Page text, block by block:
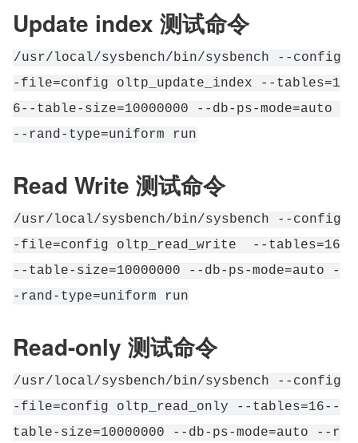
Update index 测试命令
/usr/local/sysbench/bin/sysbench --config
-file=config oltp_update_index --tables=1
6--table-size=10000000 --db-ps-mode=auto
--rand-type=uniform run
Read Write 测试命令
/usr/local/sysbench/bin/sysbench --config
-file=config oltp_read_write  --tables=16
--table-size=10000000 --db-ps-mode=auto -
-rand-type=uniform run
Read-only 测试命令
/usr/local/sysbench/bin/sysbench --config
-file=config oltp_read_only --tables=16--
table-size=10000000 --db-ps-mode=auto --r